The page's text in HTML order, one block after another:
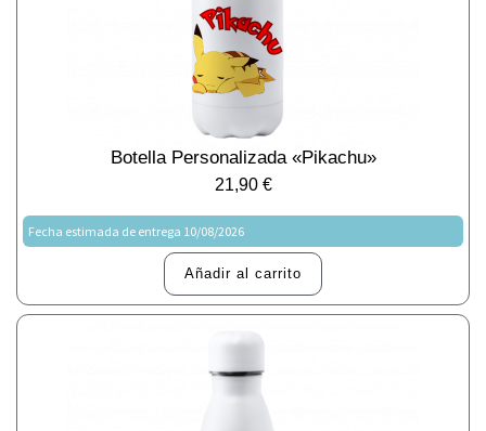
Botella Personalizada «Pikachu»
21,90 €
Fecha estimada de entrega 10/08/2026
Añadir al carrito